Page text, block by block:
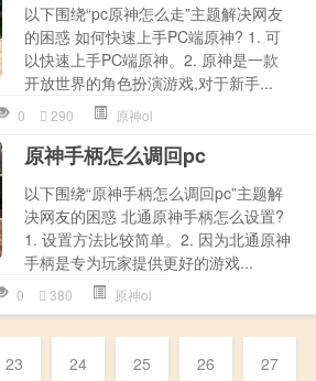
以下围绕“pc原神怎么走”主题解决网友
的困惑 如何快速上手PC端原神? 1. 可
以快速上手PC端原神。2. 原神是一款
开放世界的角色扮演游戏,对于新手...
0 290 原神ol
原神手柄怎么调回pc
以下围绕“原神手柄怎么调回pc”主题解
决网友的困惑 北通原神手柄怎么设置?
1. 设置方法比较简单。2. 因为北通原神
手柄是专为玩家提供更好的游戏...
0 380 原神ol
23 24 25 26 27